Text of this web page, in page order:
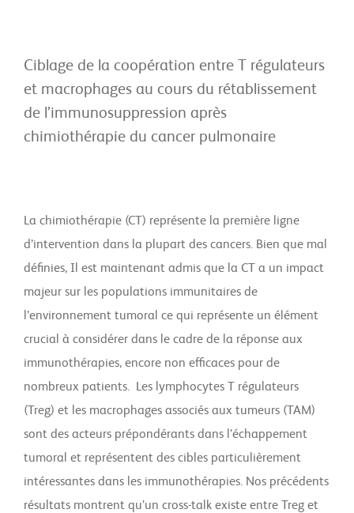
Ciblage de la coopération entre T régulateurs
et macrophages au cours du rétablissement
de l’immunosuppression après
chimiothérapie du cancer pulmonaire
La chimiothérapie (CT) représente la première ligne
d’intervention dans la plupart des cancers. Bien que mal
définies, Il est maintenant admis que la CT a un impact
majeur sur les populations immunitaires de
l’environnement tumoral ce qui représente un élément
crucial à considérer dans le cadre de la réponse aux
immunothérapies, encore non efficaces pour de
nombreux patients. Les lymphocytes T régulateurs
(Treg) et les macrophages associés aux tumeurs (TAM)
sont des acteurs prépondérants dans l’échappement
tumoral et représentent des cibles particulièrement
intéressantes dans les immunothérapies. Nos précédents
résultats montrent qu’un cross-talk existe entre Treg et